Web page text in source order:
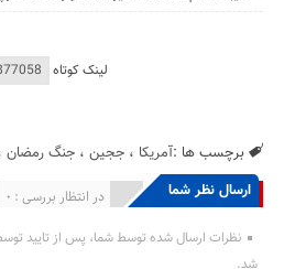
لینک کوتاه
برچسب ها :آمریکا ،ججین ،جنگ رمضان
ارسال نظر شما در انتظار بررسی : 0 انتشار یافته : 0
نظرات ارسال شده توسط شما، پس از تایید
شد.